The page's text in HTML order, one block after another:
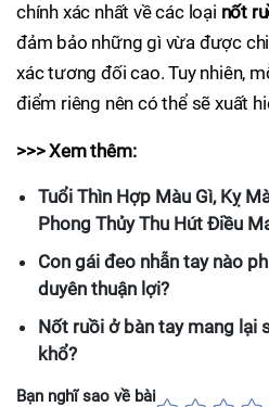
chính xác nhất về các loại nốt
đảm bảo những gì vừa được
xác tương đối cao. Tuy nhiên,
điểm riêng nên có thể sẽ xuất
>>> Xem thêm:
Tuổi Thìn Hợp Màu Gì, Kỵ
Phong Thủy Thu Hút Điều
Con gái đeo nhẫn tay nào
duyên thuận lợi?
Nốt ruồi ở bàn tay mang lại
khổ?
Bạn nghĩ sao về bài